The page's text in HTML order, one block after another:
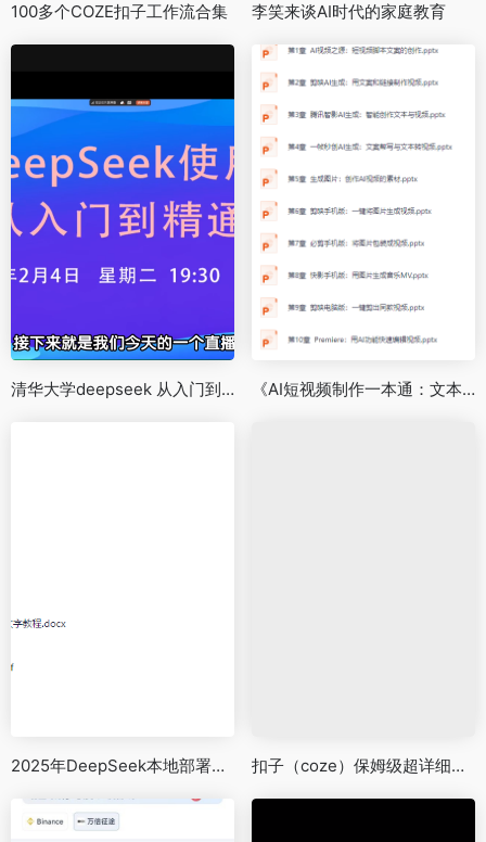
100多个COZE扣子工作流合集 李笑来谈AI时代的家庭教育
清华大学deepseek 从入门到精通 4连弹 《AI短视频制作一本通：文本生成视频+图片生成视频+视频生成视频》全套资源
2025年DeepSeek本地部署视频教程+全套安装包 扣子（coze）保姆级超详细的AI应用搭建教程